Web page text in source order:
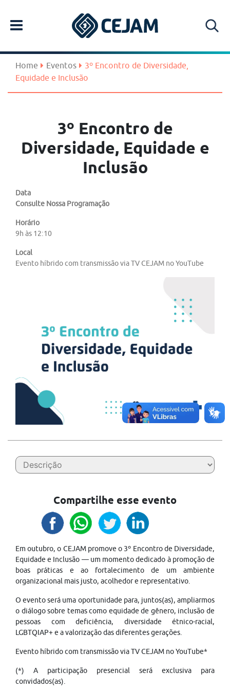
Home Eventos
3º Encontro de Diversidade,
Equidade e Inclusão
3º Encontro de
Diversidade, Equidade e
Inclusão
Data
Consulte Nossa Programação
Horário
9h às 12:10
Local
Evento híbrido com transmissão via TV CEJAM no YouTube
Compartilhe esse evento
Em outubro, o CEJAM promove o 3º Encontro de Diversidade,
Equidade e Inclusão — um momento dedicado à promoção de
boas práticas e ao fortalecimento de um ambiente
organizacional mais justo, acolhedor e representativo.
O evento será uma oportunidade para, juntos(as), ampliarmos
o diálogo sobre temas como equidade de gênero, inclusão de
pessoas com deficiência, diversidade étnico-racial,
LGBTQIAP+ e a valorização das diferentes gerações.
Evento híbrido com transmissão via TV CEJAM no YouTube*
(*) A participação presencial será exclusiva para
convidados(as).